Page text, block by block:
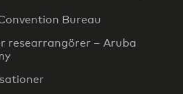
Bureau
researrangörer – Aruba